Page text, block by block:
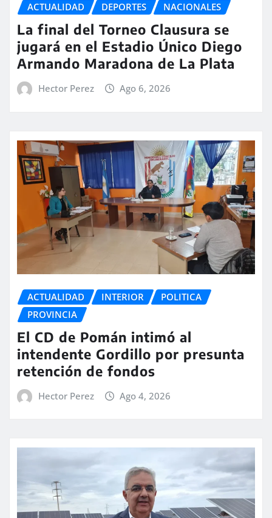
ACTUALIDAD DEPORTES NACIONALES
La final del Torneo Clausura se
jugará en el Estadio Único Diego
Armando Maradona de La Plata
Hector Perez Ago 6, 2026
ACTUALIDAD INTERIOR
POLITICA
PROVINCIA
El CD de Pomán intimó al
intendente Gordillo por presunta
retención de fondos
Hector Perez Ago 4, 2026